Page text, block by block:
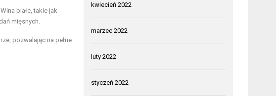
białe, takie jak
mięsnych.
pozwalając na pełne
kwiecień 2022
marzec 2022
luty 2022
styczeń 2022